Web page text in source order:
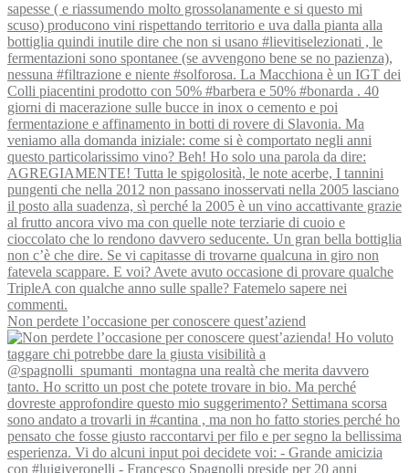
Non perdete l’occasione per conoscere quest’aziend